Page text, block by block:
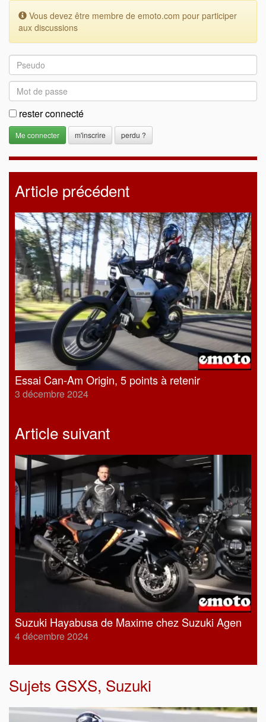
Vous devez être membre de emoto.com pour participer
aux discussions
rester connecté
m'inscrire perdu ?
Article précédent
Essai Can-Am Origin, 5 points à retenir
3 décembre 2024
Article suivant
Suzuki Hayabusa de Maxime chez Suzuki Agen
4 décembre 2024
Sujets GSXS, Suzuki